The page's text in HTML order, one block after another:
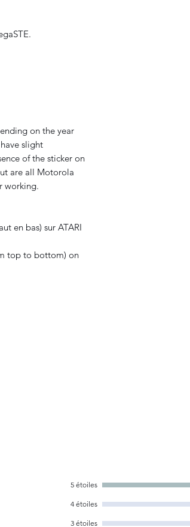
on the year
slight
of the sticker on
are all Motorola
working.
en bas) sur ATARI
top to bottom) on
5 étoiles
4 étoiles
3 étoiles